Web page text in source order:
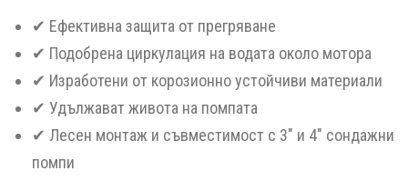
✔ Ефективна защита от прегряване
✔ Подобрена циркулация на водата около мотора
✔ Изработени от корозионно устойчиви материали
✔ Удължават живота на помпата
✔ Лесен монтаж и съвместимост с 3″ и 4″ сондажни
помпи